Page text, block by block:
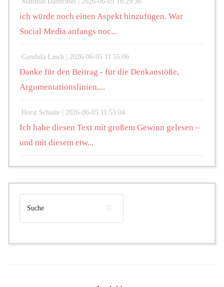
ich würde noch einen Aspekt hinzufügen. War
Social Media anfangs noc...
Gundula Lasch | 2026-06-05 11:55:06
Danke für den Beitrag - für die Denkanstöße,
Argumentationslinien,...
Horst Schulte | 2026-06-05 11:53:04
Ich habe diesen Text mit großem Gewinn gelesen –
und mit diesem etw...